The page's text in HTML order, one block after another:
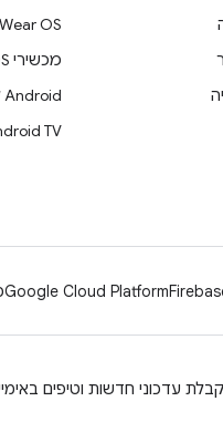
Wear OS
מכשירי ChromeOS
Android למכוניות
TV
Google Cloud Platform
קבלת עדכוני חדשות וטיפים